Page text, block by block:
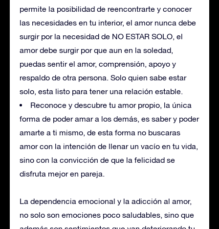
permite la posibilidad de reencontrarte y conocer
las necesidades en tu interior, el amor nunca debe
surgir por la necesidad de NO ESTAR SOLO, el
amor debe surgir por que aun en la soledad,
puedas sentir el amor, comprensión, apoyo y
respaldo de otra persona. Solo quien sabe estar
solo, esta listo para tener una relación estable.
Reconoce y descubre tu amor propio, la única
forma de poder amar a los demás, es saber y poder
amarte a ti mismo, de esta forma no buscaras
amor con la intención de llenar un vacío en tu vida,
sino con la convicción de que la felicidad se
disfruta mejor en pareja.
La dependencia emocional y la adicción al amor,
no solo son emociones poco saludables, sino que